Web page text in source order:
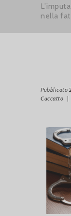
nella
Pubblicato
Cuccatto |